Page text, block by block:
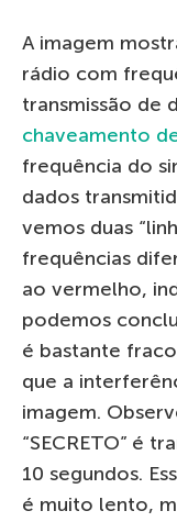
A imagem
rádio com
transmissão de
chaveamento
frequência do
dados
vemos duas
frequências
ao vermelho,
podemos
é bastante
que a
imagem.
“SECRETO” é
10 segundos.
é muito lento,